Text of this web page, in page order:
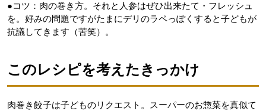
●コツ：肉の巻き方。それと人参はぜひ出来たて・フレッシュ
を。好みの問題ですがたまにデリのラペっぽくすると子どもが
抗議してきます（苦笑）。
このレシピを考えたきっかけ
肉巻き餃子は子どものリクエスト。スーパーのお惣菜を真似て